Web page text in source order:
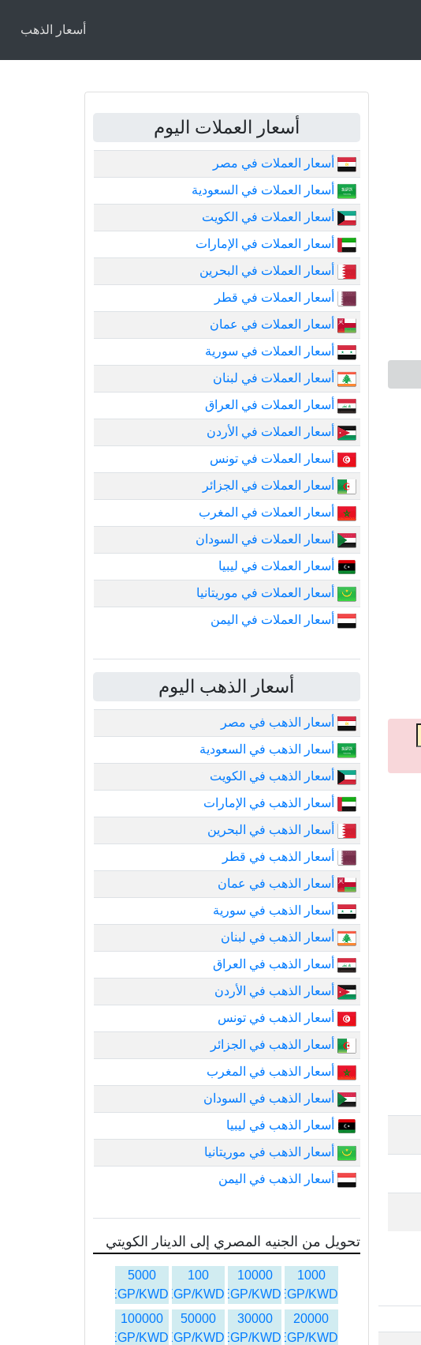
أسعار الذهب
أسعار العملات اليوم
أسعار العملات في مصر
أسعار العملات في السعودية
أسعار العملات في الكويت
أسعار العملات في الإمارات
أسعار العملات في البحرين
أسعار العملات في قطر
أسعار العملات في عمان
أسعار العملات في سورية
أسعار العملات في لبنان
أسعار العملات في العراق
أسعار العملات في الأردن
أسعار العملات في تونس
أسعار العملات في الجزائر
أسعار العملات في المغرب
أسعار العملات في السودان
أسعار العملات في ليبيا
أسعار العملات في موريتانيا
أسعار العملات في اليمن
أسعار الذهب اليوم
أسعار الذهب في مصر
أسعار الذهب في السعودية
أسعار الذهب في الكويت
أسعار الذهب في الإمارات
أسعار الذهب في البحرين
أسعار الذهب في قطر
أسعار الذهب في عمان
أسعار الذهب في سورية
أسعار الذهب في لبنان
أسعار الذهب في العراق
أسعار الذهب في الأردن
أسعار الذهب في تونس
أسعار الذهب في الجزائر
أسعار الذهب في المغرب
أسعار الذهب في السودان
أسعار الذهب في ليبيا
أسعار الذهب في موريتانيا
أسعار الذهب في اليمن
تحويل من الجنيه المصري إلى الدينار الكويتي
1000
EGP/KWD
10000
EGP/KWD
100
EGP/KWD
5000
EGP/KWD
20000
EGP/KWD
30000
EGP/KWD
50000
EGP/KWD
100000
EGP/KWD